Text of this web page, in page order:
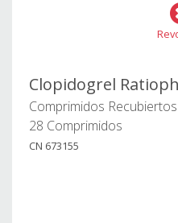
Clopidogrel
Comprimidos
28 Comprimidos
CN 673155